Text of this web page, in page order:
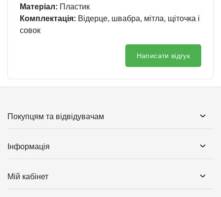
Матеріал: Пластик
Комплектація: Відерце, швабра, мітла, щіточка і
совок
Написати відгук
Покупцям та відвідувачам
Інформація
Мій кабінет